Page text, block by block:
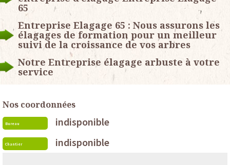
65
Entreprise Elagage 65 : Nous assurons les
élagages de formation pour un meilleur
suivi de la croissance de vos arbres
Notre Entreprise élagage arbuste à votre
service
Nos coordonnées
Bureau indisponible
Chantier indisponible